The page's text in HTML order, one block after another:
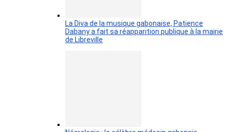
La Diva de la musique gabonaise, Patience
Dabany a fait sa réapparition publique à la mairie
de Libreville